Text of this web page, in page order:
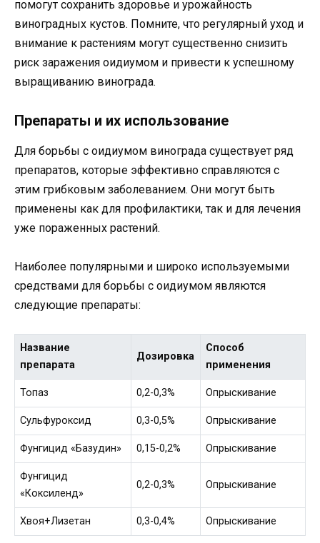
помогут сохранить здоровье и урожайность
виноградных кустов. Помните, что регулярный уход и
внимание к растениям могут существенно снизить
риск заражения оидиумом и привести к успешному
выращиванию винограда.
Препараты и их использование
Для борьбы с оидиумом винограда существует ряд
препаратов, которые эффективно справляются с
этим грибковым заболеванием. Они могут быть
применены как для профилактики, так и для лечения
уже пораженных растений.
Наиболее популярными и широко используемыми
средствами для борьбы с оидиумом являются
следующие препараты:
Название
препарата
Дозировка
Способ
применения
Топаз 0,2-0,3% Опрыскивание
Сульфуроксид 0,3-0,5% Опрыскивание
Фунгицид «Базудин» 0,15-0,2% Опрыскивание
Фунгицид
«Коксиленд»
0,2-0,3% Опрыскивание
Хвоя+Лизетан 0,3-0,4% Опрыскивание